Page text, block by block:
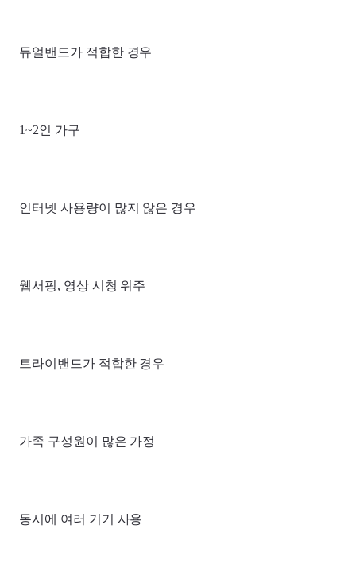
듀얼밴드가 적합한 경우
1~2인 가구
인터넷 사용량이 많지 않은 경우
웹서핑, 영상 시청 위주
트라이밴드가 적합한 경우
가족 구성원이 많은 가정
동시에 여러 기기 사용